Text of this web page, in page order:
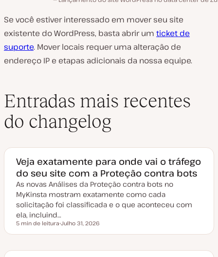
Se você estiver interessado em mover seu site
existente do WordPress, basta abrir um ticket de
suporte. Mover locais requer uma alteração de
endereço IP e etapas adicionais da nossa equipe.
Entradas mais recentes
do changelog
Veja exatamente para onde vai o tráfego
do seu site com a Proteção contra bots
As novas Análises da Proteção contra bots no
MyKinsta mostram exatamente como cada
solicitação foi classificada e o que aconteceu com
ela, incluind…
Tempo de leitura
5 min de leitura
a
a
Julho 31, 2026